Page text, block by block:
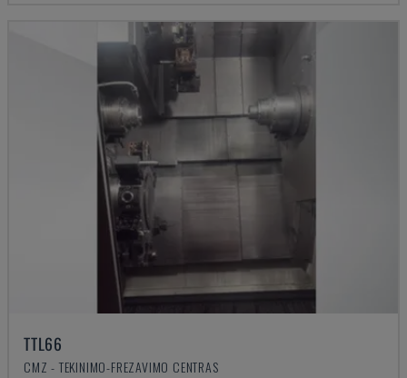
TTL66
CMZ - TEKINIMO-FREZAVIMO CENTRAS